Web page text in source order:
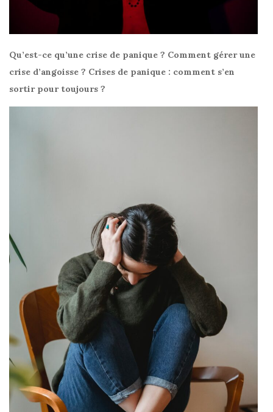
Qu’est-ce qu’une crise de panique ? Comment gérer une
crise d’angoisse ? Crises de panique : comment s’en
sortir pour toujours ?